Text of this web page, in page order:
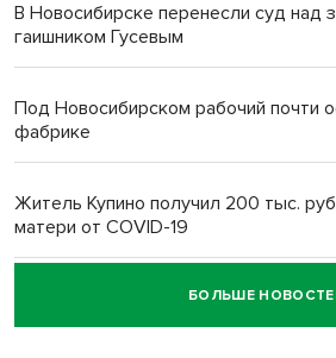
В Новосибирске перенесли суд над
гаишником Гусевым
Под Новосибирском рабочий почти
фабрике
Житель Купино получил 200 тыс.
матери от COVID-19
Новосибирский суд наказал
пенсионерки на вокзале
БОЛЬШЕ